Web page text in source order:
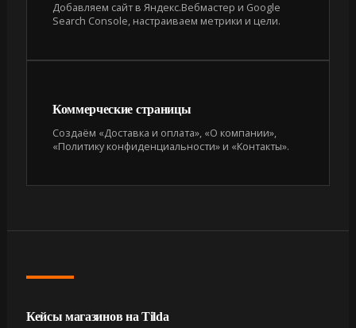
Добавляем сайт в Яндекс.Вебмастер и Google
Search Console, настраиваем метрики и цели.
Коммерческие страницы
Создаём «Доставка и оплата», «О компании»,
«Политику конфиденциальности» и «Контакты».
Кейсы магазинов на Tilda